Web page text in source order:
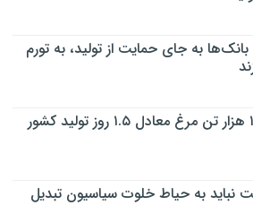
بانک‌ها به جای حمایت از تولید، به تورم
صادرات ۱۰ هزار تن مرغ معادل ۱.۵ روز تولید کشور
نباید به حیاط خلوت سیاسیون تبدیل